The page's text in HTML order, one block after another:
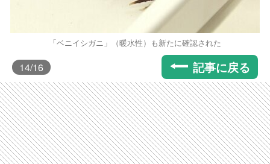
「ベニイシガニ」（暖水性）も新たに確認された
14/16 記事に戻る